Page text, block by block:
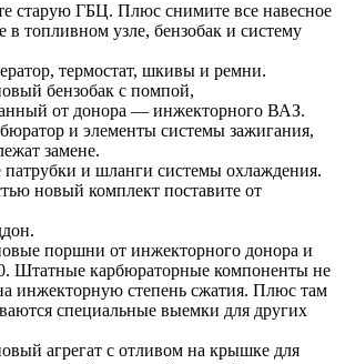
старую ГБЦ. Плюс снимите все навесное
в топливном узле, бензобак и систему
термостат, шкивы и ремни.
бензобак с помпой,
от донора — инжекторного ВАЗ.
и элементы системы зажигания,
замене.
патрубки и шланги системы охлаждения.
новый комплект поставите от
поршни от инжекторного донора и
Штатные карбюраторные компоненты не
инжекторную степень сжатия. Плюс там
специальные выемки для других
агрегат с отливом на крышке для